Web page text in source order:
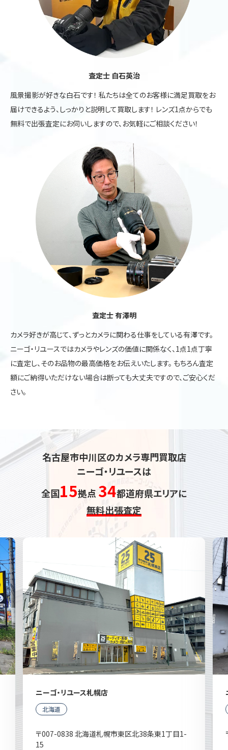
査定士 白石英治
風景撮影が好きな白石です！ 私たちは全てのお客様に満足買取をお
届けできるよう、しっかりと説明して買取します！ レンズ1点からでも
無料で出張査定にお伺いしますので、お気軽にご相談ください！
査定士 有澤明
カメラ好きが高じて、ずっとカメラに関わる仕事をしている有澤です。
ニーゴ・リユースではカメラやレンズの価値に関係なく、1点1点丁寧
に査定し、そのお品物の最高価格をお伝えいたします。 もちろん査定
額にご納得いただけない場合は断っても大丈夫ですので、ご安心くだ
さい。
名古屋市中川区のカメラ専門買取店
ニーゴ・リユースは
全国15拠点 34都道府県エリアに
無料出張査定
ニーゴ・リユース札幌店
北海道
〒007-0838 北海道札幌市東区北38条東1丁目1-
15